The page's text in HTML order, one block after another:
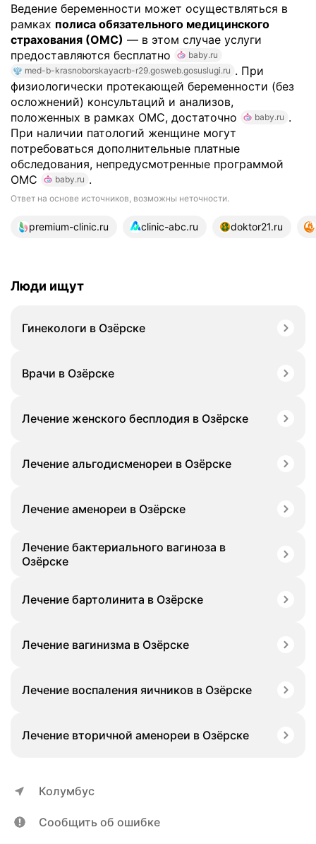
Ведение беременности может осуществляться в
рамках полиса обязательного медицинского
страхования (ОМС) — в этом случае услуги
предоставляются бесплатно
baby.ru
med-b-krasnoborskayacrb-r29.gosweb.gosuslugi.ru . При
физиологически протекающей беременности (без
осложнений) консультаций и анализов,
положенных в рамках ОМС, достаточно
baby.ru .
При наличии патологий женщине могут
потребоваться дополнительные платные
обследования, непредусмотренные программой
ОМС
baby.ru .
Ответ на основе источников, возможны неточности.
24 источника
premium-clinic.ru clinic-abc.ru doktor21.ru
Люди ищут
Гинекологи в Озёрске
Врачи в Озёрске
Лечение женского бесплодия в Озёрске
Лечение альгодисменореи в Озёрске
Лечение аменореи в Озёрске
Лечение бактериального вагиноза в
Озёрске
Лечение бартолинита в Озёрске
Лечение вагинизма в Озёрске
Лечение воспаления яичников в Озёрске
Лечение вторичной аменореи в Озёрске
Колумбус
Сообщить об ошибке